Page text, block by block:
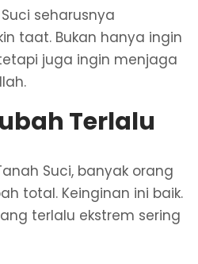
seharusnya
taat. Bukan hanya ingin
juga ingin menjaga
Terlalu
Suci, banyak orang
total. Keinginan ini baik.
terlalu ekstrem sering